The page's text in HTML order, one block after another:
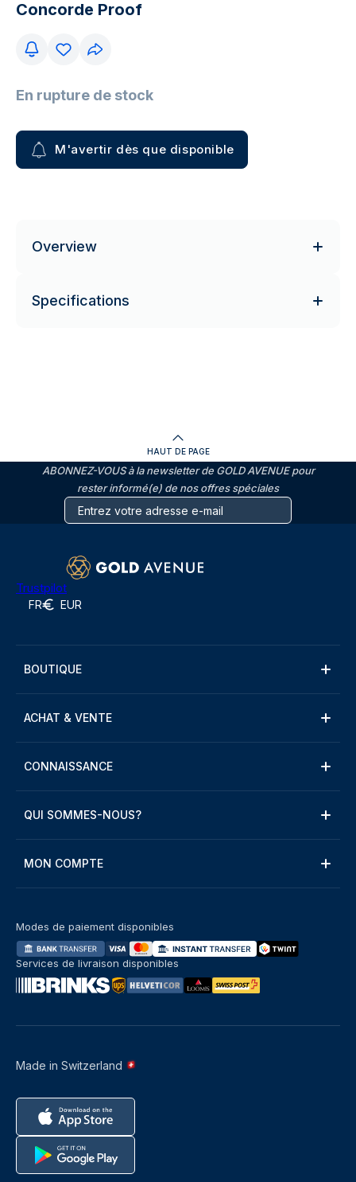
Concorde Proof
En rupture de stock
M'avertir dès que disponible
Overview
Specifications
HAUT DE PAGE
ABONNEZ-VOUS à la newsletter de GOLD AVENUE pour
rester informé(e) de nos offres spéciales
Trustpilot
FR EUR
BOUTIQUE
ACHAT & VENTE
CONNAISSANCE
QUI SOMMES-NOUS?
MON COMPTE
Made in Switzerland
Modes de paiement disponibles
Services de livraison disponibles